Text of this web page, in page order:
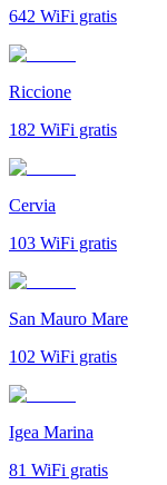
642 WiFi gratis
Riccione
182 WiFi gratis
Cervia
103 WiFi gratis
San Mauro Mare
102 WiFi gratis
Igea Marina
81 WiFi gratis